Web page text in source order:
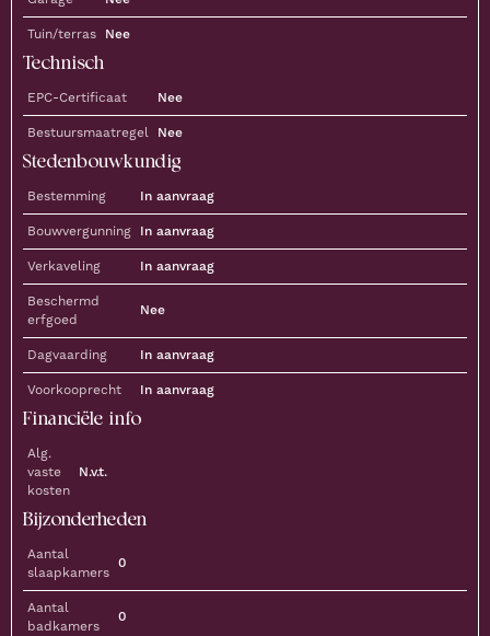
Tuin/terras Nee
Technisch
EPC-Certificaat Nee
Bestuursmaatregel Nee
Stedenbouwkundig
Bestemming In aanvraag
Bouwvergunning In aanvraag
Verkaveling In aanvraag
Beschermd
erfgoed
Nee
Dagvaarding In aanvraag
Voorkooprecht In aanvraag
Financiële info
Alg.
vaste
kosten
N.v.t.
Bijzonderheden
Aantal
slaapkamers
0
Aantal
badkamers
0